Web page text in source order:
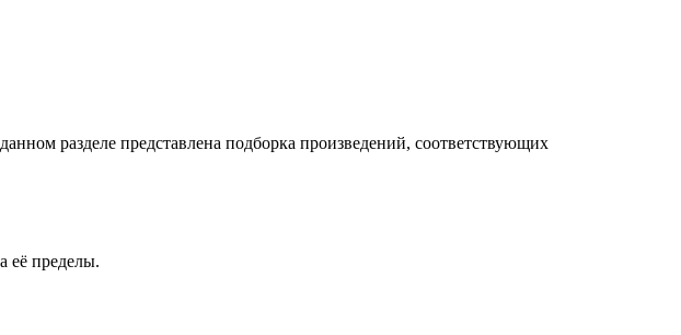
разделе представлена подборка произведений, соответствующих
её пределы.